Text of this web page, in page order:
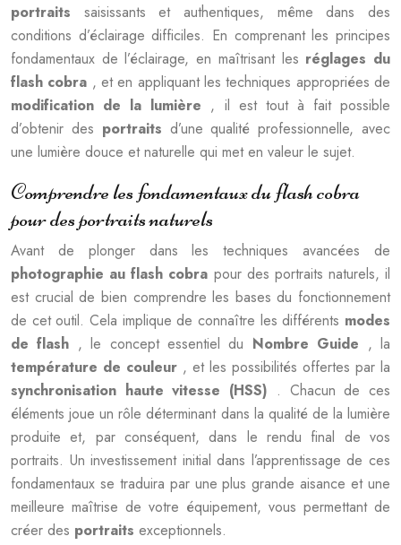
portraits saisissants et authentiques, même dans des
conditions d’éclairage difficiles. En comprenant les principes
fondamentaux de l’éclairage, en maîtrisant les réglages du
flash cobra , et en appliquant les techniques appropriées de
modification de la lumière , il est tout à fait possible
d’obtenir des portraits d’une qualité professionnelle, avec
une lumière douce et naturelle qui met en valeur le sujet.
Comprendre les fondamentaux du flash cobra
pour des portraits naturels
Avant de plonger dans les techniques avancées de
photographie au flash cobra pour des portraits naturels, il
est crucial de bien comprendre les bases du fonctionnement
de cet outil. Cela implique de connaître les différents modes
de flash , le concept essentiel du Nombre Guide , la
température de couleur , et les possibilités offertes par la
synchronisation haute vitesse (HSS) . Chacun de ces
éléments joue un rôle déterminant dans la qualité de la lumière
produite et, par conséquent, dans le rendu final de vos
portraits. Un investissement initial dans l’apprentissage de ces
fondamentaux se traduira par une plus grande aisance et une
meilleure maîtrise de votre équipement, vous permettant de
créer des portraits exceptionnels.